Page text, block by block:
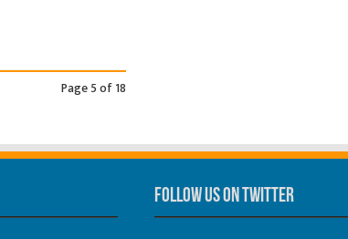
Page 5 of 18
Follow us on Twitter